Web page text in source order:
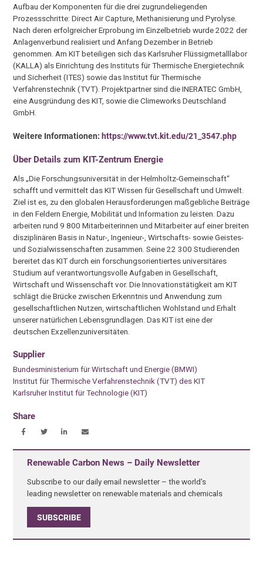
Aufbau der Komponenten für die drei zugrundeliegenden
Prozessschritte: Direct Air Capture, Methanisierung und Pyrolyse.
Nach deren erfolgreicher Erprobung im Einzelbetrieb wurde 2022 der
Anlagenverbund realisiert und Anfang Dezember in Betrieb
genommen. Am KIT beteiligen sich das Karlsruher Flüssigmetalllabor
(KALLA) als Einrichtung des Instituts für Thermische Energietechnik
und Sicherheit (ITES) sowie das Institut für Thermische
Verfahrenstechnik (TVT). Projektpartner sind die INERATEC GmbH,
eine Ausgründung des KIT, sowie die Climeworks Deutschland
GmbH.
Weitere Informationen: https://www.tvt.kit.edu/21_3547.php
Über Details zum KIT-Zentrum Energie
Als „Die Forschungsuniversität in der Helmholtz-Gemeinschaft“
schafft und vermittelt das KIT Wissen für Gesellschaft und Umwelt.
Ziel ist es, zu den globalen Herausforderungen maßgebliche Beiträge
in den Feldern Energie, Mobilität und Information zu leisten. Dazu
arbeiten rund 9 800 Mitarbeiterinnen und Mitarbeiter auf einer breiten
disziplinären Basis in Natur-, Ingenieur-, Wirtschafts- sowie Geistes-
und Sozialwissenschaften zusammen. Seine 22 300 Studierenden
bereitet das KIT durch ein forschungsorientiertes universitäres
Studium auf verantwortungsvolle Aufgaben in Gesellschaft,
Wirtschaft und Wissenschaft vor. Die Innovationstätigkeit am KIT
schlägt die Brücke zwischen Erkenntnis und Anwendung zum
gesellschaftlichen Nutzen, wirtschaftlichen Wohlstand und Erhalt
unserer natürlichen Lebensgrundlagen. Das KIT ist eine der
deutschen Exzellenzuniversitäten.
Supplier
Bundesministerium für Wirtschaft und Energie (BMWI)
Institut für Thermische Verfahrenstechnik (TVT) des KIT
Karlsruher Institut für Technologie (KIT)
Share
Renewable Carbon News – Daily Newsletter
Subscribe to our daily email newsletter – the world's
leading newsletter on renewable materials and chemicals
SUBSCRIBE